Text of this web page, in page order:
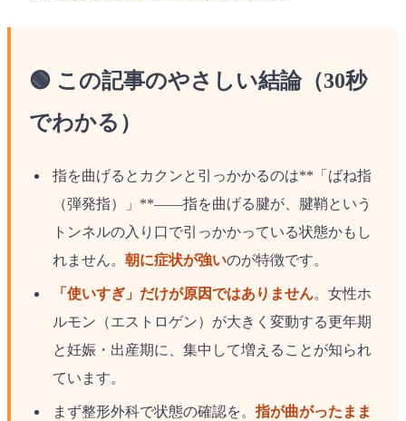
🟢 この記事のやさしい結論（30秒
でわかる）
指を曲げるとカクンと引っかかるのは**「ばね指
（弾発指）」**——指を曲げる腱が、腱鞘という
トンネルの入り口で引っかかっている状態かもし
れません。 朝に症状が強いのが特徴です。
「使いすぎ」だけが原因ではありません。女性ホ
ルモン（エストロゲン）が大きく変動する更年期
と妊娠・出産期に、集中して増えることが知られ
ています。
まず整形外科で状態の確認を。 指が曲がったまま